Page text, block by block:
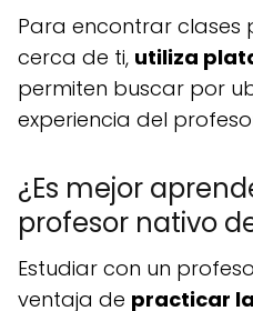
Para encontrar clases
cerca de ti, utiliza
permiten buscar por
experiencia del
¿Es mejor
profesor nativo
Estudiar con un
ventaja de practicar